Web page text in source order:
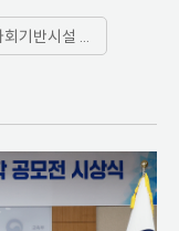
, 지속가능한 산업화 증진